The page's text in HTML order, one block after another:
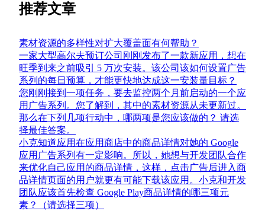
推荐文章
素材资源的多样性对扩大覆盖面有何帮助？
一家大型高尔夫预订公司刚刚发布了一款新应用，想在
旺季到来之前吸引 5 万次安装。该公司该如何设置广告
系列的每日预算，才能更快地达成这一安装量目标？
您刚刚接到一项任务，要去监控两个月前启动的一个应
用广告系列。您了解到，其中的素材资源从未更新过。
那么在下列几项行动中，哪两项是您应该做的？ 请选
择最佳答案。
小克知道应用在应用商店中的商品详情对她的 Google
应用广告系列有一定影响。所以，她想与开发团队合作
来优化自己应用的商品详情，这样，点击广告后进入商
品详情页面的用户就更有可能下载该应用。小克和开发
团队应该首先检查 Google Play商品详情的哪三项元
素？（请选择三项）